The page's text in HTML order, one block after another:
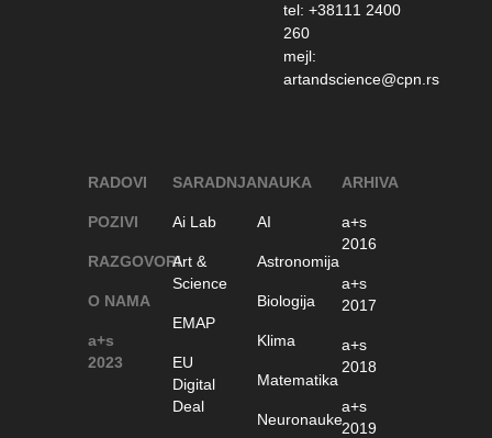
tel: +38111 2400
260
mejl:
artandscience@cpn.rs
RADOVI
POZIVI
RAZGOVORI
O NAMA
a+s
2023
SARADNJA
Ai Lab
Art &
Science
EMAP
EU
Digital
Deal
NAUKA
AI
Astronomija
Biologija
Klima
Matematika
Neuronauke
ARHIVA
a+s
2016
a+s
2017
a+s
2018
a+s
2019